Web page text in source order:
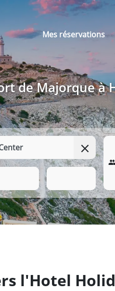
Mes réservations
de Majorque à
l'Hotel